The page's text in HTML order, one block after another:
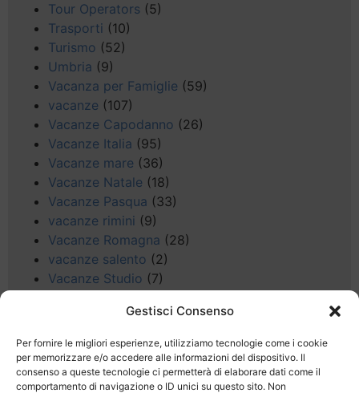
Gestisci Consenso
Per fornire le migliori esperienze, utilizziamo tecnologie come i cookie
per memorizzare e/o accedere alle informazioni del dispositivo. Il
consenso a queste tecnologie ci permetterà di elaborare dati come il
comportamento di navigazione o ID unici su questo sito. Non
Tour Operators (5)
Trasporti (10)
Turismo (52)
Umbria (9)
Vacanza per Famiglie (59)
vacanze (107)
Vacanze Capodanno (26)
Vacanze Italia (95)
Vacanze mare (36)
Vacanze Natale (18)
Vacanze Pasqua (33)
vacanze rimini (9)
Vacanze Romagna (28)
vacanze salento (2)
Vacanze Studio (7)
(5)
Veneto (25)
Voli low cost(4)
Web(9)